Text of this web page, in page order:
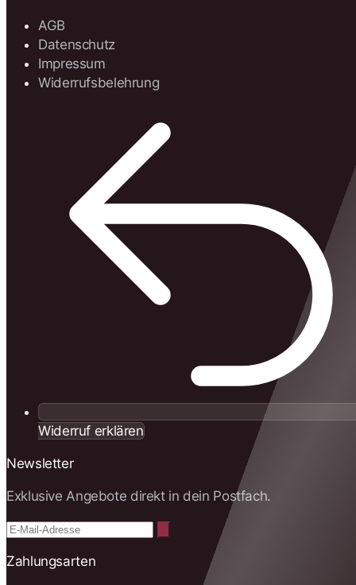
AGB
Datenschutz
Impressum
Widerrufsbelehrung
Widerruf erklären
Newsletter
Exklusive Angebote direkt in dein Postfach.
Zahlungsarten